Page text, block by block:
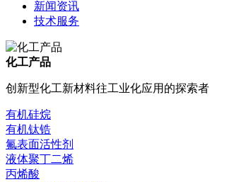
新闻资讯
技术服务
化工产品
创新型化工新材料往工业化应用的探索者
有机硅烷
有机钛锆
氟表面活性剂
液体聚丁二烯
丙烯酸